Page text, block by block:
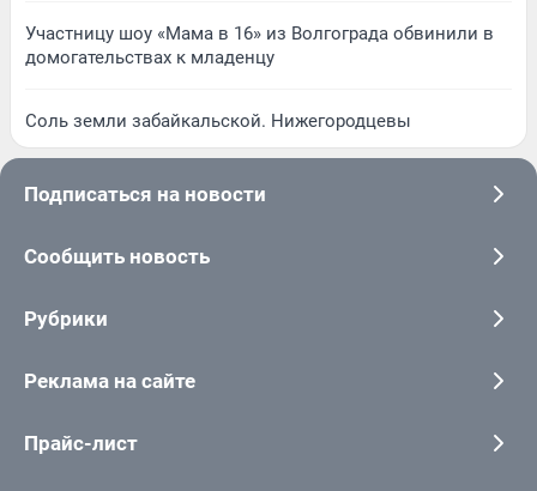
Участницу шоу «Мама в 16» из Волгограда обвинили в
домогательствах к младенцу
Соль земли забайкальской. Нижегородцевы
Подписаться на новости
Сообщить новость
Рубрики
Реклама на сайте
Прайс-лист